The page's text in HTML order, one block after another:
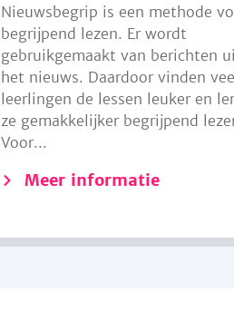
Nieuwsbegrip is een methode
begrijpend lezen. Er wordt
gebruikgemaakt van berichten
het nieuws. Daardoor vinden veel
leerlingen de lessen leuker en
ze gemakkelijker begrijpend
Voor...
Meer informatie